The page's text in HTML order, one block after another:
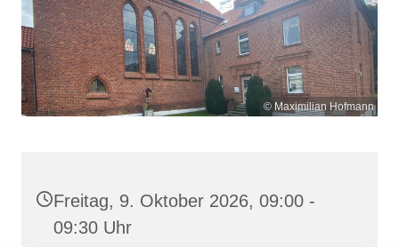
© Maximilian Hofmann
Freitag, 9. Oktober 2026, 09:00 -
09:30 Uhr